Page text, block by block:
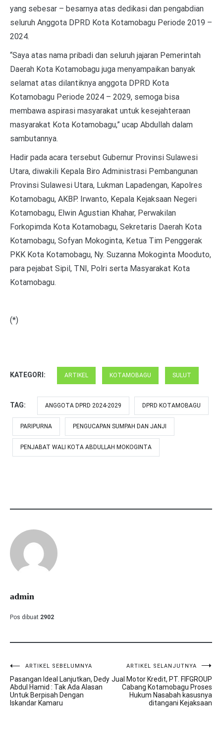
yang sebesar – besarnya atas dedikasi dan pengabdian
seluruh Anggota DPRD Kota Kotamobagu Periode 2019 –
2024.
“Saya atas nama pribadi dan seluruh jajaran Pemerintah
Daerah Kota Kotamobagu juga menyampaikan banyak
selamat atas dilantiknya anggota DPRD Kota
Kotamobagu Periode 2024 – 2029, semoga bisa
membawa aspirasi masyarakat untuk kesejahteraan
masyarakat Kota Kotamobagu,” ucap Abdullah dalam
sambutannya.
Hadir pada acara tersebut Gubernur Provinsi Sulawesi
Utara, diwakili Kepala Biro Administrasi Pembangunan
Provinsi Sulawesi Utara, Lukman Lapadengan, Kapolres
Kotamobagu, AKBP. Irwanto, Kepala Kejaksaan Negeri
Kotamobagu, Elwin Agustian Khahar, Perwakilan
Forkopimda Kota Kotamobagu, Sekretaris Daerah Kota
Kotamobagu, Sofyan Mokoginta, Ketua Tim Penggerak
PKK Kota Kotamobagu, Ny. Suzanna Mokoginta Mooduto,
para pejabat Sipil, TNI, Polri serta Masyarakat Kota
Kotamobagu.
(*)
KATEGORI: ARTIKEL KOTAMOBAGU SULUT
TAG: ANGGOTA DPRD 2024-2029 DPRD KOTAMOBAGU
PARIPURNA PENGUCAPAN SUMPAH DAN JANJI
PENJABAT WALI KOTA ABDULLAH MOKOGINTA
admin
Pos dibuat 2902
Navigasi
pos
ARTIKEL SEBELUMNYA
Pasangan Ideal Lanjutkan, Dedy
Abdul Hamid : Tak Ada Alasan
Untuk Berpisah Dengan
Iskandar Kamaru
ARTIKEL SELANJUTNYA
Jual Motor Kredit, PT. FIFGROUP
Cabang Kotamobagu Proses
Hukum Nasabah kasusnya
ditangani Kejaksaan